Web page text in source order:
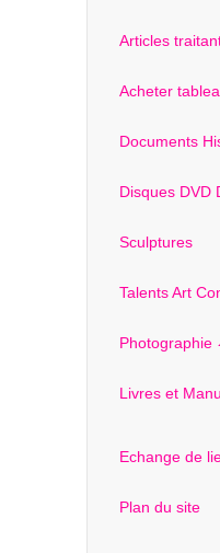
Articles
Acheter
Documents
Disques DVD
Sculptures
Talents Art
Photographie
Livres et
Echange de
Plan du site